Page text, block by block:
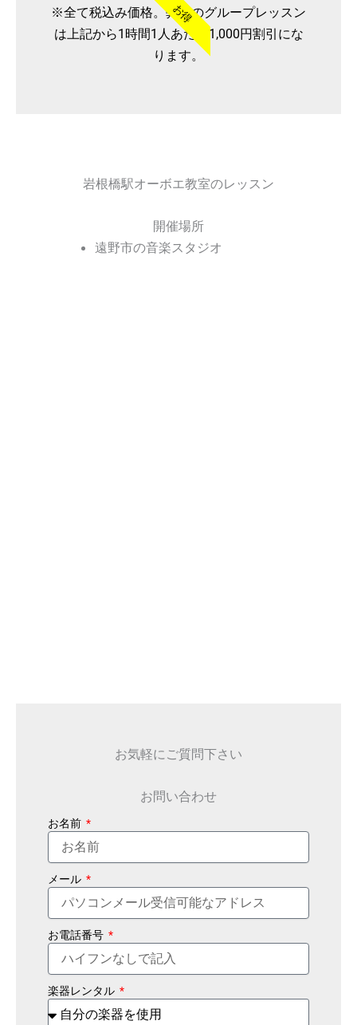
お得
※全て税込み価格。弊社のグループレッスン
は上記から1時間1人あたり1,000円割引にな
ります。
岩根橋駅オーボエ教室のレッスン
開催場所
遠野市の音楽スタジオ
お気軽にご質問下さい
お問い合わせ
お名前
メール
お電話番号
楽器レンタル